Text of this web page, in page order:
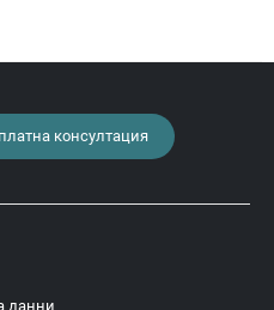
консултация
данни